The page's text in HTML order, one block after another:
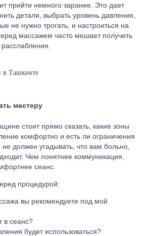
прийти немного заранее. Это дает
детали, выбрать уровень давления,
не нужно трогать, и настроиться на
массажем часто мешает получить
мастеру
стоит прямо сказать, какие зоны
комфортно и есть ли ограничения
должен угадывать, что вам больно,
Чем понятнее коммуникация,
сеанс.
процедурой:
вы рекомендуете под мой
в сеанс?
будет использоваться?